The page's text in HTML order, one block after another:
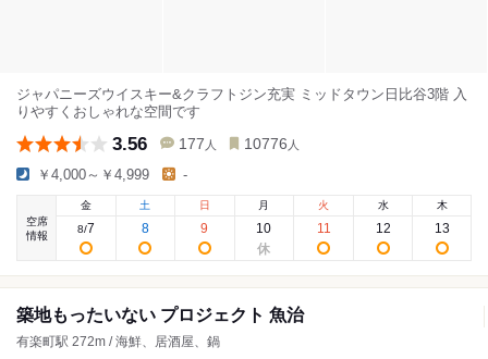
ジャパニーズウイスキー&クラフトジン充実 ミッドタウン日比谷3階 入
りやすくおしゃれな空間です
3.56 177 人 10776 人
￥4,000～￥4,999 -
空席
情報
金
8/7
土
8
日
9
月
10
火
11
水
12
木
13
築地もったいない プロジェクト 魚治
有楽町駅 272m / 海鮮、居酒屋、鍋